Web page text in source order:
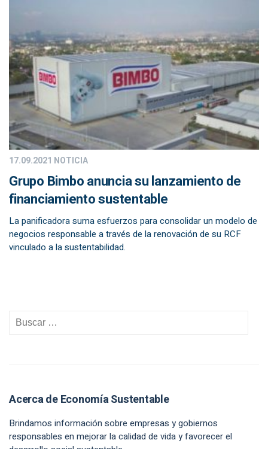
17.09.2021 NOTICIA
Grupo Bimbo anuncia su lanzamiento de
financiamiento sustentable
La panificadora suma esfuerzos para consolidar un modelo de
negocios responsable a través de la renovación de su RCF
vinculado a la sustentabilidad.
Acerca de Economía Sustentable
Brindamos información sobre empresas y gobiernos
responsables en mejorar la calidad de vida y favorecer el